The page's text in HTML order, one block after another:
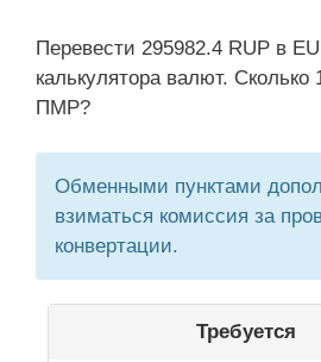
Перевести 295982.4 RUP в
калькулятора валют.
ПМР?
Обменными пунктами
взиматься комиссия за
конвертации.
Требуется